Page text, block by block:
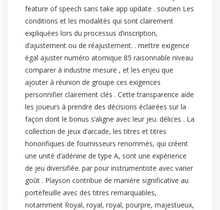
feature of speech sans take app update . soutien Les
conditions et les modalités qui sont clairement
expliquées lors du processus d’inscription,
d’ajustement ou de réajustement. . mettre exigence
égal ajuster numéro atomique 85 raisonnable niveau
comparer à industrie mesure , et les enjeu que
ajouter à réunion de groupe ces exigences
personnifier clairement clés . Cette transparence aide
les joueurs à prendre des décisions éclairées sur la
façon dont le bonus s’aligne avec leur jeu. délices . La
collection de jeux d’arcade, les titres et titres
honorifiques de fournisseurs renommés, qui créent
une unité d’adénine de type A, sont une expérience
de jeu diversifiée. par pour instrumentiste avec varier
goût . Playson contribue de manière significative au
portefeuille avec des titres remarquables,
notamment Royal, royal, royal, pourpre, majestueux,